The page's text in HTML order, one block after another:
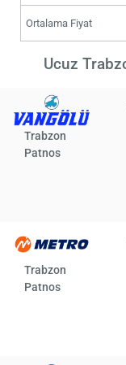
Ortalama Fiyat
Ucuz
Trabzon
Patnos
Trabzon
Patnos